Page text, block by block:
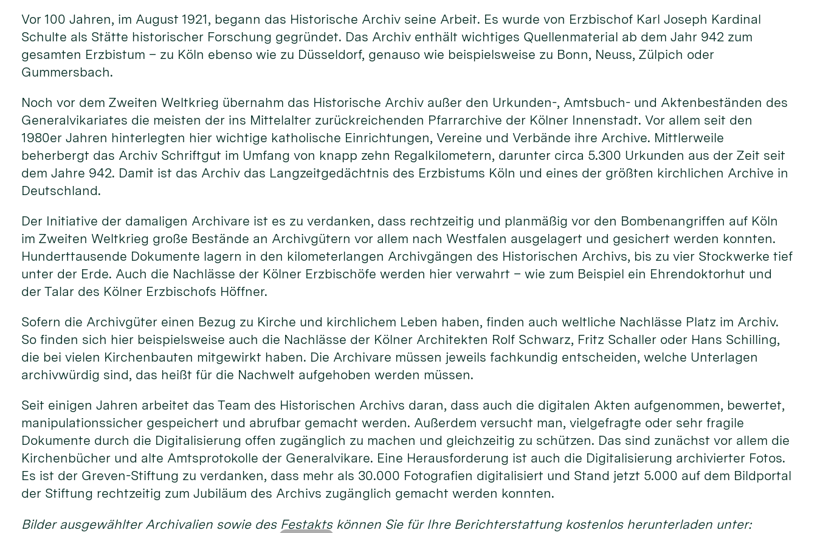
Vor 100 Jahren, im August 1921, begann das Historische Archiv seine Arbeit. Es wurde von Erzbischof Karl Joseph Kardinal
Schulte als Stätte historischer Forschung gegründet. Das Archiv enthält wichtiges Quellenmaterial ab dem Jahr 942 zum
gesamten Erzbistum – zu Köln ebenso wie zu Düsseldorf, genauso wie beispielsweise zu Bonn, Neuss, Zülpich oder
Gummersbach.
Noch vor dem Zweiten Weltkrieg übernahm das Historische Archiv außer den Urkunden-, Amtsbuch- und Aktenbeständen des
Generalvikariates die meisten der ins Mittelalter zurückreichenden Pfarrarchive der Kölner Innenstadt. Vor allem seit den
1980er Jahren hinterlegten hier wichtige katholische Einrichtungen, Vereine und Verbände ihre Archive. Mittlerweile
beherbergt das Archiv Schriftgut im Umfang von knapp zehn Regalkilometern, darunter circa 5.300 Urkunden aus der Zeit seit
dem Jahre 942. Damit ist das Archiv das Langzeitgedächtnis des Erzbistums Köln und eines der größten kirchlichen Archive in
Deutschland.
Der Initiative der damaligen Archivare ist es zu verdanken, dass rechtzeitig und planmäßig vor den Bombenangriffen auf Köln
im Zweiten Weltkrieg große Bestände an Archivgütern vor allem nach Westfalen ausgelagert und gesichert werden konnten.
Hunderttausende Dokumente lagern in den kilometerlangen Archivgängen des Historischen Archivs, bis zu vier Stockwerke tief
unter der Erde. Auch die Nachlässe der Kölner Erzbischöfe werden hier verwahrt – wie zum Beispiel ein Ehrendoktorhut und
der Talar des Kölner Erzbischofs Höffner.
Sofern die Archivgüter einen Bezug zu Kirche und kirchlichem Leben haben, finden auch weltliche Nachlässe Platz im Archiv.
So finden sich hier beispielsweise auch die Nachlässe der Kölner Architekten Rolf Schwarz, Fritz Schaller oder Hans Schilling,
die bei vielen Kirchenbauten mitgewirkt haben. Die Archivare müssen jeweils fachkundig entscheiden, welche Unterlagen
archivwürdig sind, das heißt für die Nachwelt aufgehoben werden müssen.
Seit einigen Jahren arbeitet das Team des Historischen Archivs daran, dass auch die digitalen Akten aufgenommen, bewertet,
manipulationssicher gespeichert und abrufbar gemacht werden. Außerdem versucht man, vielgefragte oder sehr fragile
Dokumente durch die Digitalisierung offen zugänglich zu machen und gleichzeitig zu schützen. Das sind zunächst vor allem die
Kirchenbücher und alte Amtsprotokolle der Generalvikare. Eine Herausforderung ist auch die Digitalisierung archivierter Fotos.
Es ist der Greven-Stiftung zu verdanken, dass mehr als 30.000 Fotografien digitalisiert und Stand jetzt 5.000 auf dem Bildportal
der Stiftung rechtzeitig zum Jubiläum des Archivs zugänglich gemacht werden konnten.
Bilder ausgewählter Archivalien sowie des Festakts können Sie für Ihre Berichterstattung kostenlos herunterladen unter: